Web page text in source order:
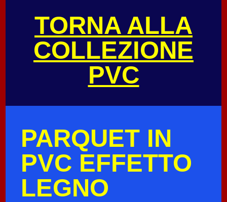
TORNA ALLA
COLLEZIONE
PVC
PARQUET IN
PVC EFFETTO
LEGNO